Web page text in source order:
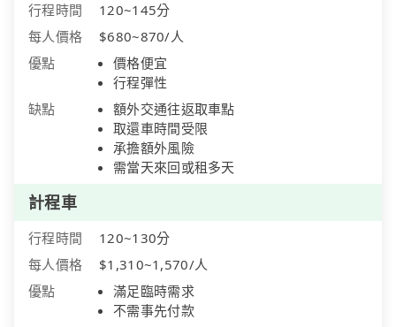
行程時間
120~145分
每人價格
$680~870/人
優點
價格便宜
行程彈性
缺點
額外交通往返取車點
取還車時間受限
承擔額外風險
需當天來回或租多天
計程車
行程時間
120~130分
每人價格
$1,310~1,570/人
優點
滿足臨時需求
不需事先付款